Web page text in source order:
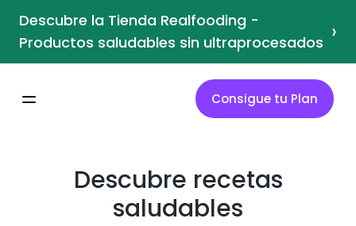
Descubre la Tienda Realfooding -
Productos saludables sin ultraprocesados ›
Consigue tu Plan
Descubre recetas
saludables